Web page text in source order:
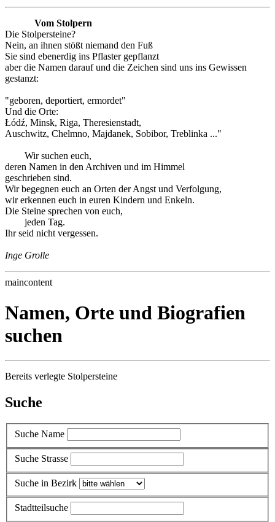
Vom Stolpern
Die Stolpersteine?
Nein, an ihnen stößt niemand den Fuß
Sie sind ebenerdig ins Pflaster gepflanzt
aber die Namen darauf und die Zeichen sind uns ins Gewissen
gestanzt:
"geboren, deportiert, ermordet"
Und die Orte:
Łódź, Minsk, Riga, Theresienstadt,
Auschwitz, Chelmno, Majdanek, Sobibor, Treblinka ..."
Wir suchen euch,
deren Namen in den Archiven und im Himmel
geschrieben sind.
Wir begegnen euch an Orten der Angst und Verfolgung,
wir erkennen euch in euren Kindern und Enkeln.
Die Steine sprechen von euch,
jeden Tag.
Ihr seid nicht vergessen.
Inge Grolle
maincontent
Namen, Orte und Biografien
suchen
Bereits verlegte Stolpersteine
Suche
Suche Name
Suche Strasse
Suche in Bezirk
Stadtteilsuche